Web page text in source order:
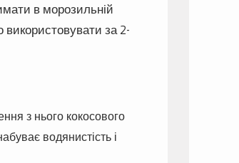
в морозильній
за 2-
з нього кокосового
водянистість і